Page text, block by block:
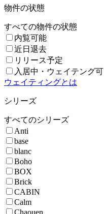
物件の状態
すべての物件の状態
内覧可能
近日退去
リリース予定
入居中・ウェイテング可
ウェイティングとは
シリーズ
すべてのシリーズ
Anti
base
blanc
Boho
BOX
Brick
CABIN
Calm
Chaouen